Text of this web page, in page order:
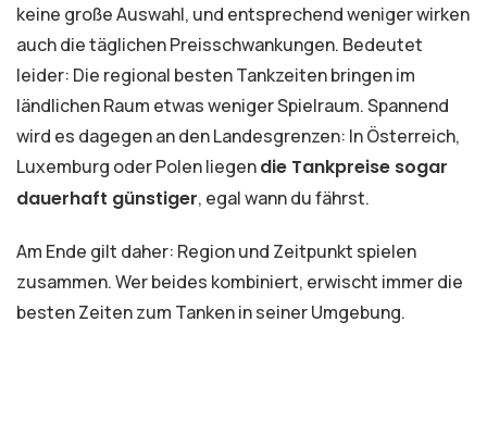
keine große Auswahl, und entsprechend weniger wirken
auch die täglichen Preisschwankungen. Bedeutet
leider: Die regional besten Tankzeiten bringen im
ländlichen Raum etwas weniger Spielraum. Spannend
wird es dagegen an den Landesgrenzen: In Österreich,
Luxemburg oder Polen liegendie Tankpreise sogar
dauerhaft günstiger, egal wann du fährst.
Am Ende gilt daher: Region und Zeitpunkt spielen
zusammen. Wer beides kombiniert, erwischt immer die
besten Zeiten zum Tanken in seiner Umgebung.